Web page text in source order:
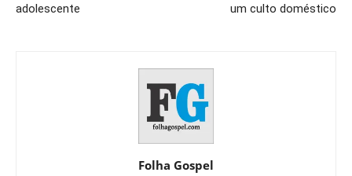
adolescente
um culto doméstico
Folha Gospel